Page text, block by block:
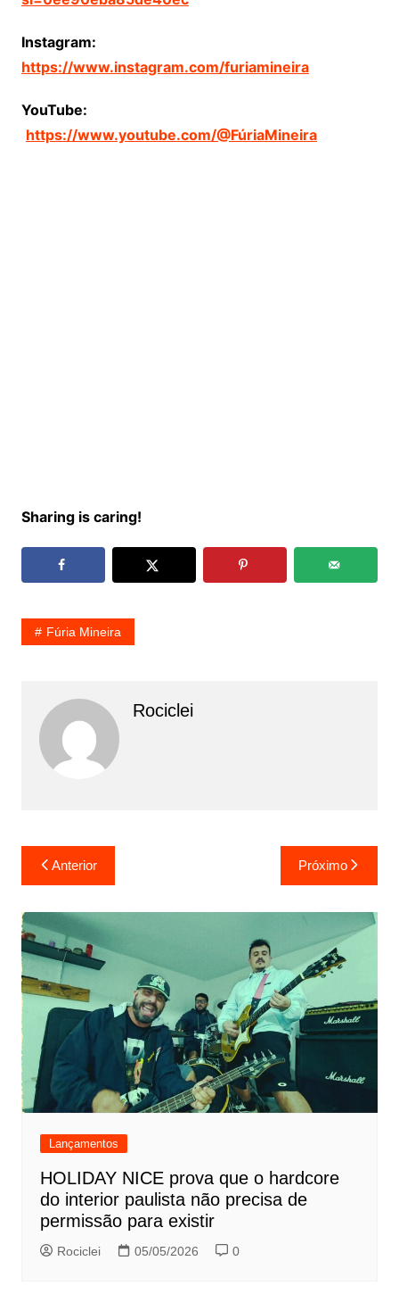
Instagram:
https://www.instagram.com/furiamineira
YouTube:
https://www.youtube.com/@FúriaMineira
Sharing is caring!
Fúria Mineira
Rociclei
Navegação
de
Post
Anterior Próximo
Lançamentos
HOLIDAY NICE prova que o hardcore
do interior paulista não precisa de
permissão para existir
Rociclei 05/05/2026 0